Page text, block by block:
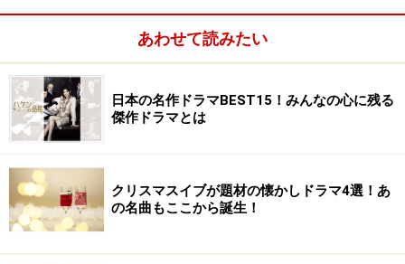
これは、90年代のフジテレビが社内の第一制作部と共同
テレビがタッグを組んで突き進んでいったのに似ていま
す。
2.ドキュメンタリードラマの確立
テレビマンユニオン設立後、今野勉演出で『欧州から愛
をこめて』と『天皇の世紀』を相次いで制作、社会・教
あわせて読みたい
日本の名作ドラマBEST15！みんなの心に残る
傑作ドラマとは
クリスマスイブが題材の懐かしドラマ4選！あ
の名曲もここから誕生！